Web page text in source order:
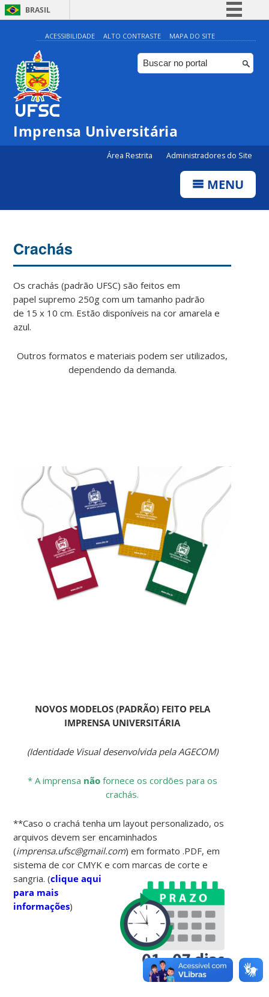
BRASIL
Simplifique!
Comunica BR
Participe
ACESSIBILIDADE ALTO CONTRASTE MAPA DO SITE
Imprensa Universitária
Área Restrita Administradores do Site
MENU
Crachás
Os crachás (padrão UFSC) são feitos em
papel supremo 250g com um tamanho padrão
de 15 x 10 cm. Estão disponíveis na cor amarela e
azul.
Outros formatos e materiais podem ser utilizados,
dependendo da demanda.
NOVOS MODELOS (PADRÃO) FEITO PELA
IMPRENSA UNIVERSITÁRIA
(Identidade Visual desenvolvida pela AGECOM)
* A imprensa nãofornece os cordões para os
crachás.
**Caso o crachá tenha um layout personalizado, os
arquivos devem ser encaminhados
(imprensa.ufsc@gmail.com) em formato .PDF, em
sistema de cor CMYK e com marcas de corte e
sangria. (clique aqui
para mais
informações)